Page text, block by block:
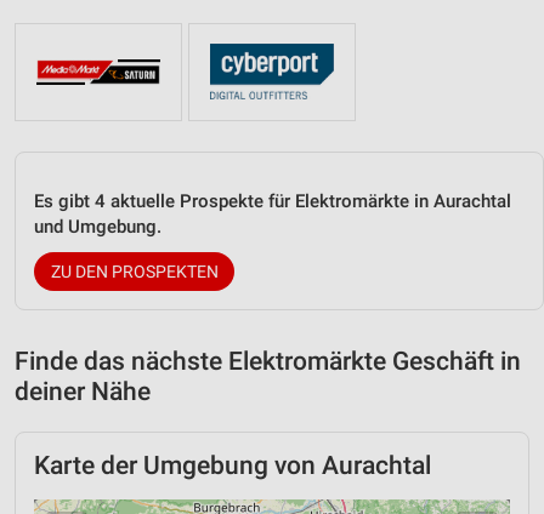
Es gibt 4 aktuelle Prospekte für Elektromärkte in Aurachtal
und Umgebung.
ZU DEN PROSPEKTEN
Finde das nächste Elektromärkte Geschäft in
deiner Nähe
Karte der Umgebung von Aurachtal